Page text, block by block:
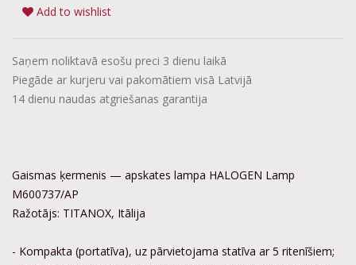
Add to wishlist
Saņem noliktavā esošu preci 3 dienu laikā
Piegāde ar kurjeru vai pakomātiem visā Latvijā
14 dienu naudas atgriešanas garantija
Gaismas ķermenis — apskates lampa HALOGEN Lamp
M600737/AP
Ražotājs: TITANOX, Itālija
- Kompakta (portatīva), uz pārvietojama statīva ar 5 ritenīšiem;